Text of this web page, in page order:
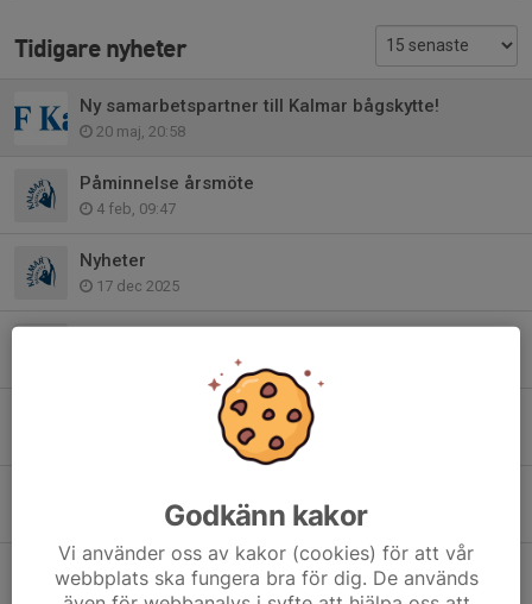
Tidigare nyheter
Ny samarbetspartner till Kalmar bågskytte!
20 maj, 20:58
Påminnelse årsmöte
4 feb, 09:47
Nyheter
17 dec 2025
Årsmöte Torsdag 27/2 2025
21 dec 2024
Information
21 nov 2024
Godkänn kakor
Vi använder oss av kakor (cookies) för att vår
webbplats ska fungera bra för dig. De används